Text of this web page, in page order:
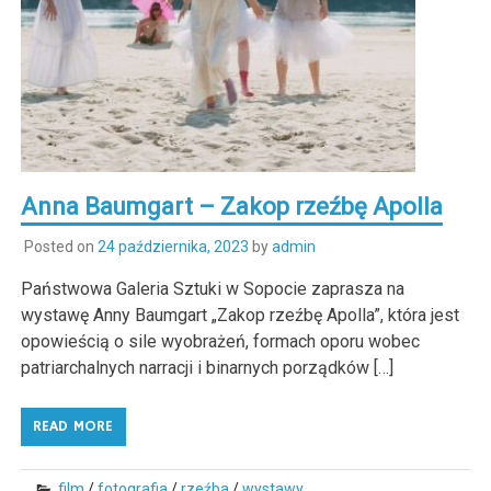
Anna Baumgart – Zakop rzeźbę Apolla
Posted on 24 października, 2023 byadmin
Państwowa Galeria Sztuki w Sopocie zaprasza na
wystawę Anny Baumgart „Zakop rzeźbę Apolla”, która jest
opowieścią o sile wyobrażeń, formach oporu wobec
patriarchalnych narracji i binarnych porządków […]
READ MORE